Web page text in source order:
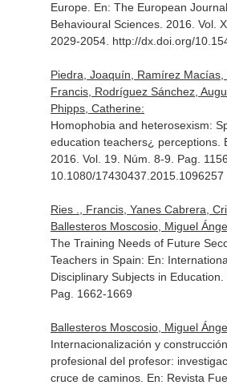
Europe. En: The European
Behavioural Sciences. 2016. Vol.
2029-2054. http://dx.doi.org/
Piedra, Joaquín, Ramírez Macías,
Francis, Rodríguez Sánchez,
Phipps, Catherine:
Homophobia and heterosexism:
education teachers¿ perceptions.
2016. Vol. 19. Núm. 8-9. Pag.
10.1080/17430437.2015.1096257
Ries ., Francis, Yanes Cabrera,
Ballesteros Moscosio, Miguel
The Training Needs of Future
Teachers in Spain: En:
Disciplinary Subjects in Education
Pag. 1662-1669
Ballesteros Moscosio, Miguel
Internacionalización y
profesional del profesor:
cruce de caminos. En: Revista